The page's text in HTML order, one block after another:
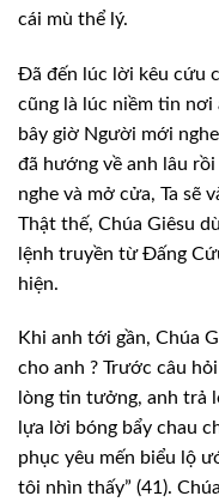
cái mù thể lý.
Đã đến lúc lời kêu cứu
cũng là lúc niềm tin nơi
bây giờ Người mới
đã hướng về anh lâu rồi
nghe và mở cửa, Ta sẽ
Thật thế, Chúa Giêsu
lệnh truyền từ Đấng
hiện.
Khi anh tới gần, Chúa
cho anh ? Trước câu
lòng tin tưởng, anh trả
lựa lời bóng bẩy chau
phục yêu mến biểu lộ
tôi nhìn thấy” (41).